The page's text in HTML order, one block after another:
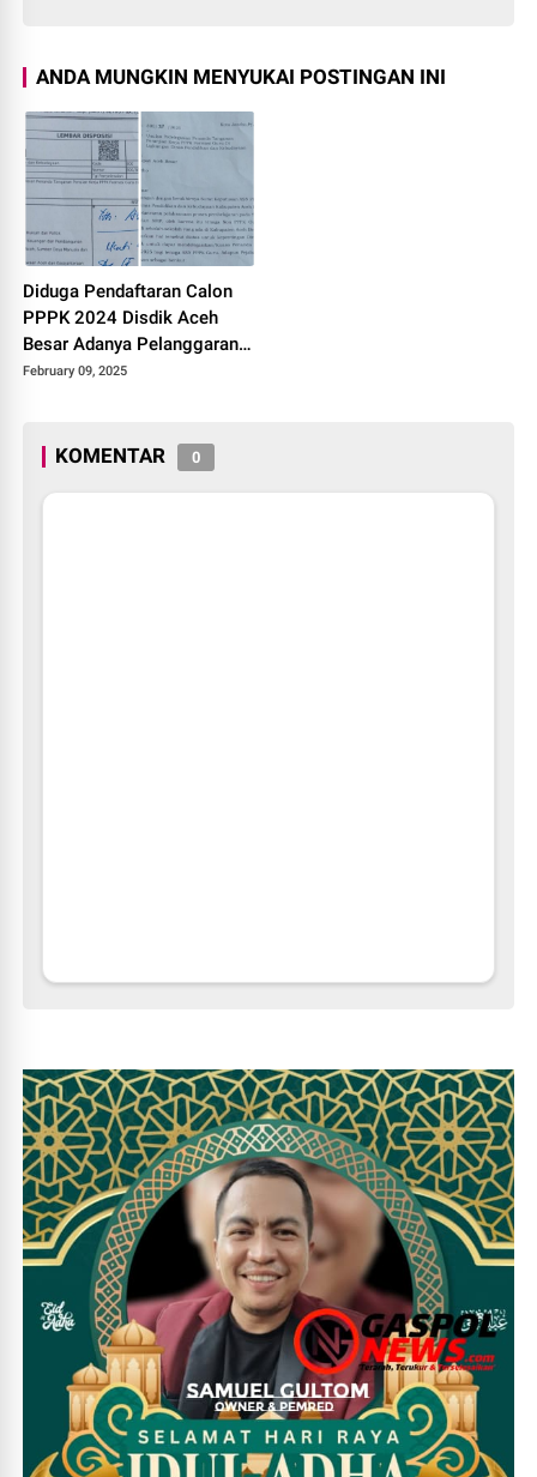
ANDA MUNGKIN MENYUKAI POSTINGAN INI
Diduga Pendaftaran Calon
PPPK 2024 Disdik Aceh
Besar Adanya Pelanggaran
Maladministrasi
February 09, 2025
KOMENTAR 0